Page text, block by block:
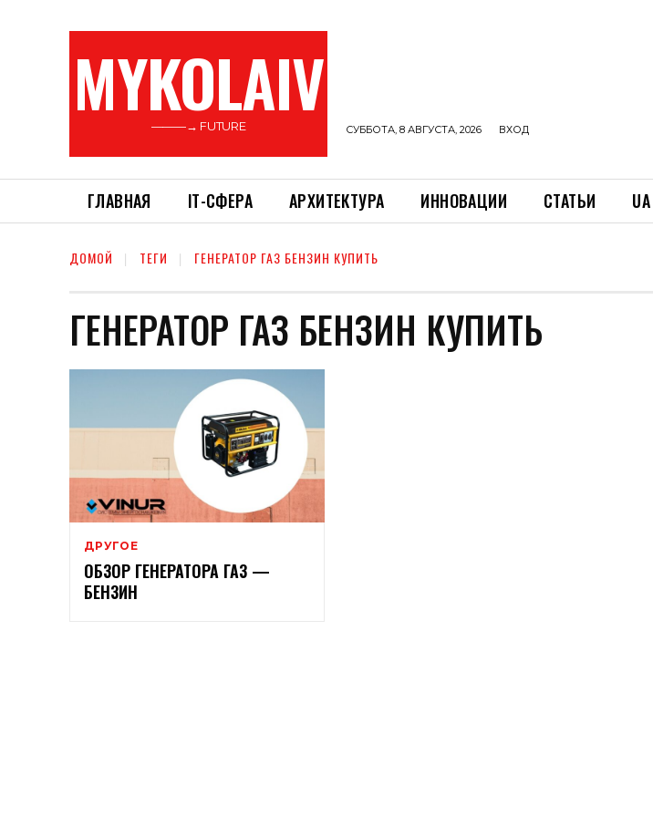
MYKOLAIV
———→ FUTURE СУББОТА, 8 АВГУСТА, 2026 ВХОД
ГЛАВНАЯ ІТ-СФЕРА АРХИТЕКТУРА ИННОВАЦИИ СТАТЬИ UA
ДОМОЙ ТЕГИ ГЕНЕРАТОР ГАЗ БЕНЗИН КУПИТЬ
ГЕНЕРАТОР ГАЗ БЕНЗИН КУПИТЬ
ДРУГОЕ
ОБЗОР ГЕНЕРАТОРА ГАЗ —
БЕНЗИН